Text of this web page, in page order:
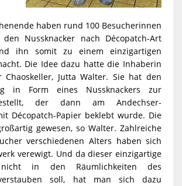
haben rund 100 Besucherinnen
Nussknacker nach Décopatch-Art
ihn somit zu einem einzigartigen
Die Idee dazu hatte die Inhaberin
Chaoskeller, Jutta Walter. Sie hat den
in Form eines Nussknackers zur
der dann am Andechser-
Décopatch-Papier beklebt wurde. Die
gewesen, so Walter. Zahlreiche
verschiedenen Alters haben sich
verewigt. Und da dieser einzigartige
nicht in den Räumlichkeiten des
soll, hat man sich dazu